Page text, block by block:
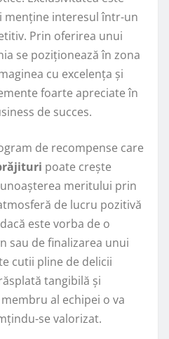
menține interesul într-un
Prin oferirea unui
se poziționează în zona
cu excelența și
foarte apreciate în
de succes.
de recompense care
poate crește
meritului prin
de lucru pozitivă
este vorba de o
sau de finalizarea unui
cutii pline de delicii
tangibilă și
al echipei o va
se valorizat.